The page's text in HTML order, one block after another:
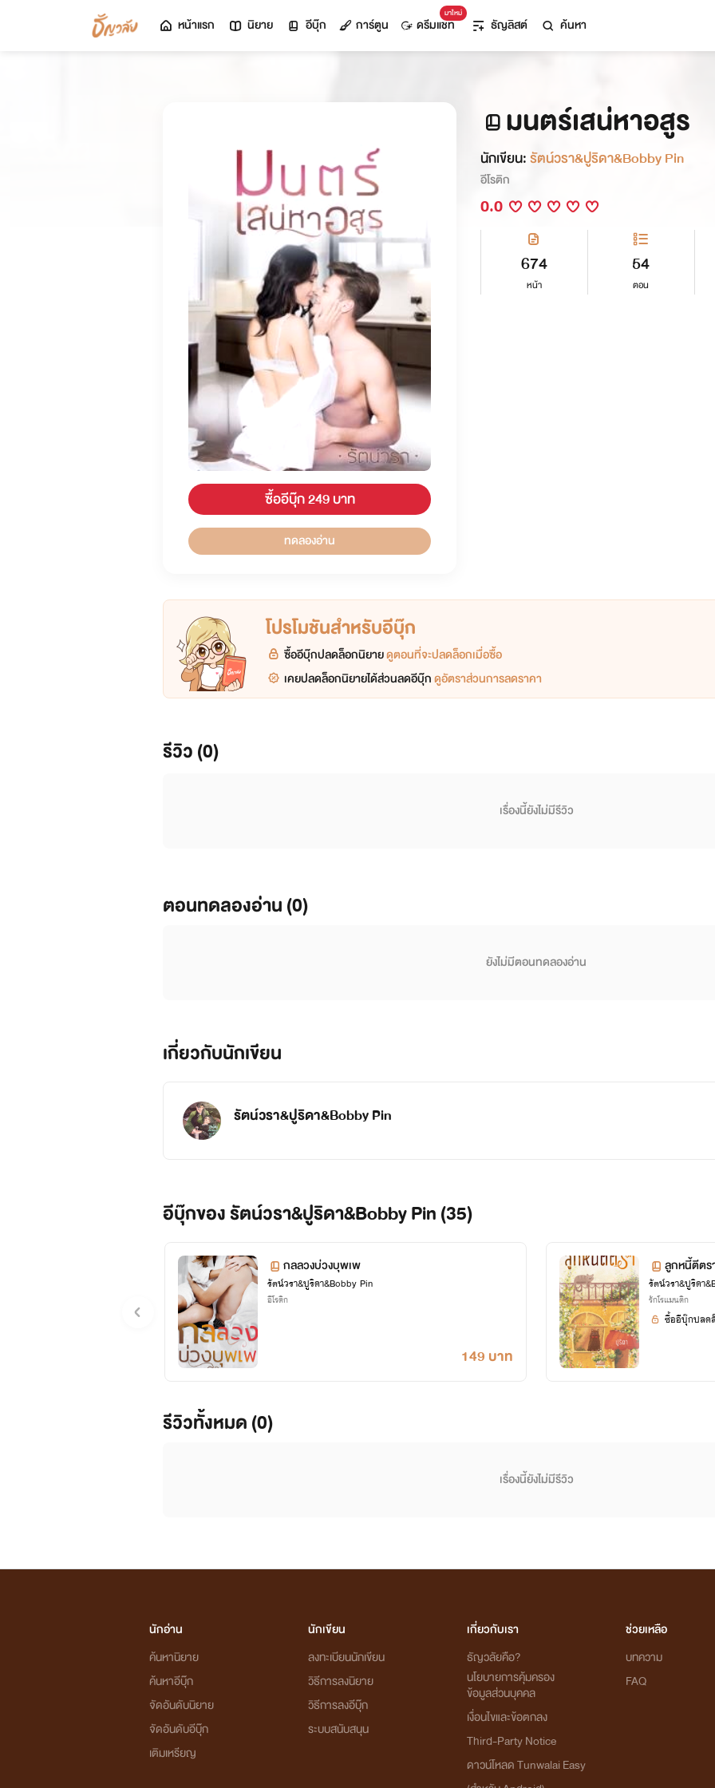
หน้าแรก นิยาย อีบุ๊ก การ์ตูน
มาใหม่
ดรีมแชท ธัญลิสต์ ค้นหา
ซื้ออีบุ๊ก 249 บาท
ทดลองอ่าน
มนตร์เสน่หาอสูร
นักเขียน:รัตน์วรา&ปูริดา&Bobby Pin
อีโรติก
0.0
674
หน้า
54
ตอน
โปรโมชันสำหรับอีบุ๊ก
ซื้ออีบุ๊กปลดล็อกนิยายดูตอนที่จะปลดล็อกเมื่อซื้อ
เคยปลดล็อกนิยายได้ส่วนลดอีบุ๊กดูอัตราส่วนการลดราคา
รีวิว (0)
เรื่องนี้ยังไม่มีรีวิว
ตอนทดลองอ่าน (0)
ยังไม่มีตอนทดลองอ่าน
เกี่ยวกับนักเขียน
รัตน์วรา&ปูริดา&Bobby Pin
อีบุ๊กของ รัตน์วรา&ปูริดา&Bobby Pin (35)
กลลวงบ่วงบุพเพ
รัตน์วรา&ปูริดา&Bobby Pin
อีโรติก
149 บาท
ลูกหนี้ตีตร
รัตน์วรา&ปูริดา
รักโรแมนติก
ซื้ออีบุ๊กปลด
รีวิวทั้งหมด (0)
เรื่องนี้ยังไม่มีรีวิว
นักอ่าน
ค้นหานิยาย
ค้นหาอีบุ๊ก
จัดอันดับนิยาย
จัดอันดับอีบุ๊ก
เติมเหรียญ
นักเขียน
ลงทะเบียนนักเขียน
วิธีการลงนิยาย
วิธีการลงอีบุ๊ก
ระบบสนับสนุน
เกี่ยวกับเรา
ธัญวลัยคือ?
นโยบายการคุ้มครอง
ข้อมูลส่วนบุคคล
เงื่อนไขและข้อตกลง
Third-Party Notice
ดาวน์โหลด Tunwalai Easy
ช่วยเหลือ
บทความ
FAQ